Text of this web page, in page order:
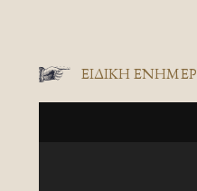
ΕΙΔΙΚΉ